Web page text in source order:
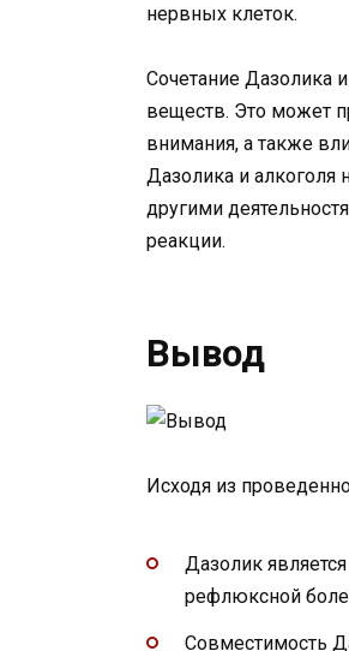
нервных клеток.
Сочетание Дазолика
веществ. Это может
внимания, а также
Дазолика и алкоголя
другими
реакции.
Вывод
Исходя из
Дазолик
рефлюксной
Совместимость